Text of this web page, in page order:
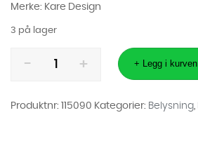
Merke: Kare Design
3 på lager
Kanin
+ Legg i kurven
Produktnr: 115090 Kategorier: Belysning,